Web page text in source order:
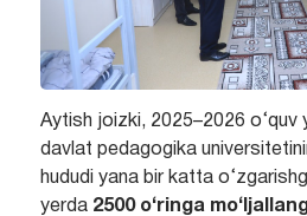
Aytish joizki, 2025–2026 o‘quv
davlat pedagogika
hududi yana bir katta
yerda 2500 o‘ringa